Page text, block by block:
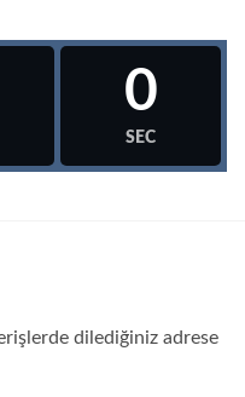
0
SEC
dilediğiniz adrese